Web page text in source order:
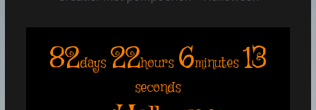
82days 22hours 6minutes 13
seconds